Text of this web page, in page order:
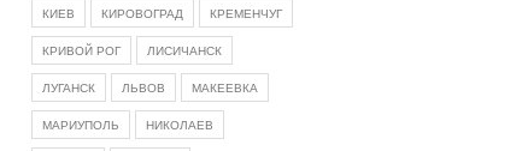
КИЕВ КИРОВОГРАД КРЕМЕНЧУГ
КРИВОЙ РОГ ЛИСИЧАНСК
ЛУГАНСК ЛЬВОВ МАКЕЕВКА
МАРИУПОЛЬ НИКОЛАЕВ